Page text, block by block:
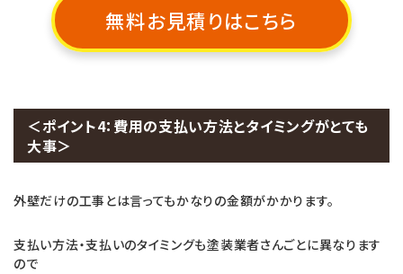
無料お見積りはこちら
＜ポイント4：費用の支払い方法とタイミングがとても
大事＞
外壁だけの工事とは言ってもかなりの金額がかかります。
支払い方法・支払いのタイミングも塗装業者さんごとに異なります
ので